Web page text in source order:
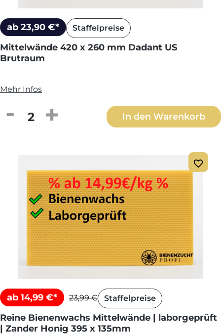
ab 23,90 €* Staffelpreise
Mittelwände 420 x 260 mm Dadant US
Brutraum
Mehr Infos
Produkt Anzahl: Gib den gewünschten
In den Warenkorb
ab 14,99 €* 23,99 € Staffelpreise
Reine Bienenwachs Mittelwände | laborgeprüft
| Zander Honig 395 x 135mm